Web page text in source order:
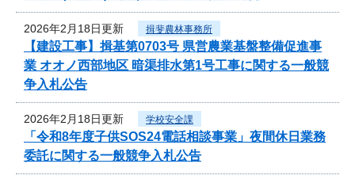
2026年2月18日更新 揖斐農林事務所
【建設工事】揖基第0703号 県営農業基盤整備促進事
業 オオノ西部地区 暗渠排水第1号工事に関する一般競
争入札公告
2026年2月18日更新 学校安全課
「令和8年度子供SOS24電話相談事業」夜間休日業務
委託に関する一般競争入札公告